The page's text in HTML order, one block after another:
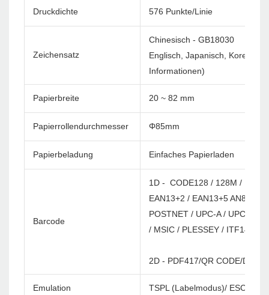
Druckdichte 576 Punkte/Linie
Zeichensatz
Chinesisch - GB18030
Englisch, Japanisch, Korea
Informationen)
Papierbreite 20 ~ 82 mm
Papierrollendurchmesser Φ85mm
Papierbeladung Einfaches Papierladen
Barcode
1D - CODE128 / 128M /
EAN13+2 / EAN13+5 AN8 /
POSTNET / UPC-A / UPCA+2
/ MSIC / PLESSEY / ITF14 /
2D - PDF417/QR CODE/DATA
Emulation TSPL (Labelmodus)/ ESC/